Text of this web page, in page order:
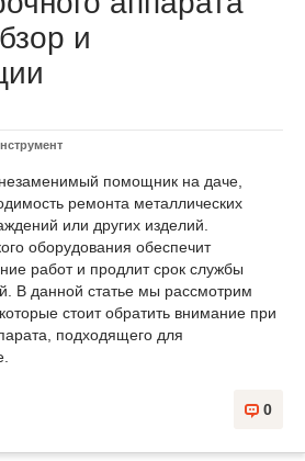
и
помощник на даче,
ремонта металлических
или других изделий.
оборудования обеспечит
работ и продлит срок службы
В данной статье мы рассмотрим
стоит обратить внимание при
подходящего для
0